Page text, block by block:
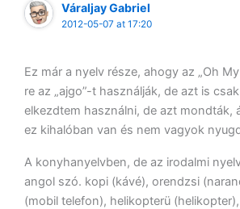
Váraljay Gabriel
2012-05-07 at 17:20
Ez már a nyelv része, ahogy az „Oh
re az „ajgo”-t használják, de azt is
elkezdtem használni, de azt mondták,
ez kihalóban van és nem vagyok
A konyhanyelvben, de az irodalmi
angol szó. kopi (kávé), orendzsi
(mobil telefon), helikopterü